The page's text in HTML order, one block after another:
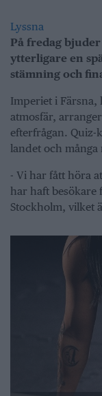
Lyssna
På fredag
ytterligare en
stämning och
Imperiet i
atmosfär,
efterfrågan. Quiz-
landet och många
- Vi har fått höra
har haft besökare
Stockholm, vilket